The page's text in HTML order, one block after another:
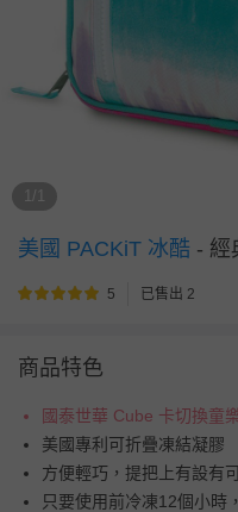
1/1
美國 PACKiT 冰酷 - 經
5 已售出 2
商品特色
國泰世華 Cube 卡切換童
美國專利可折疊凍結凝膠
方便輕巧，提把上有設有
只要使用前冷凍12個小時